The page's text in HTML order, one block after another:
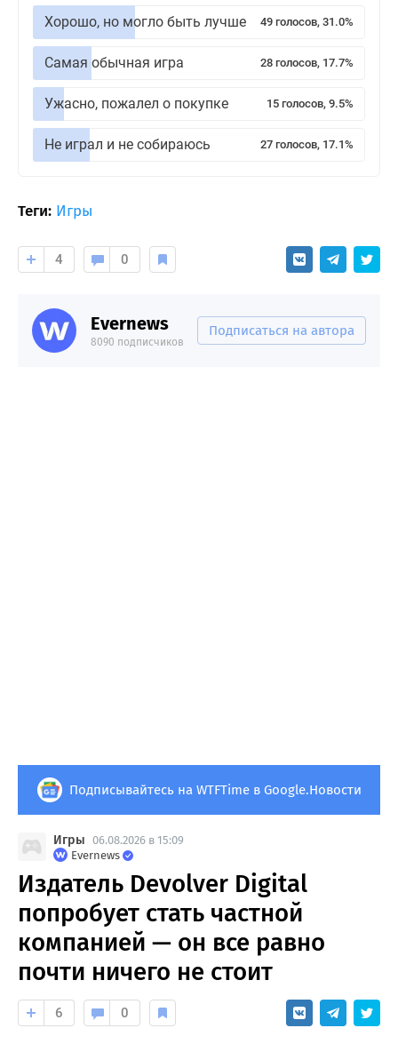
Хорошо, но могло быть лучше 49 голосов, 31.0%
Самая обычная игра 28 голосов, 17.7%
Ужасно, пожалел о покупке 15 голосов, 9.5%
Не играл и не собираюсь 27 голосов, 17.1%
Теги: Игры
4 0
Evernews
8090 подписчиков
Подписаться на автора
Подписывайтесь на WTFTime в Google.Новости
Игры 06.08.2026 в 15:09
Evernews
Издатель Devolver Digital
попробует стать частной
компанией — он все равно
почти ничего не стоит
6 0